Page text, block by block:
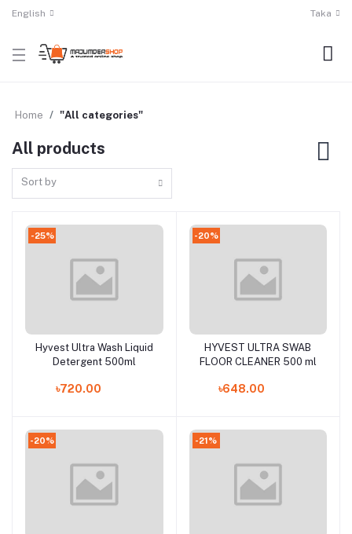
English Taka
Home "All categories"
All products
Sort by
-25%
Add to cart
Hyvest Ultra Wash Liquid
Detergent 500ml
৳720.00
-20%
Add to cart
HYVEST ULTRA SWAB
FLOOR CLEANER 500 ml
৳648.00
-20% -21%